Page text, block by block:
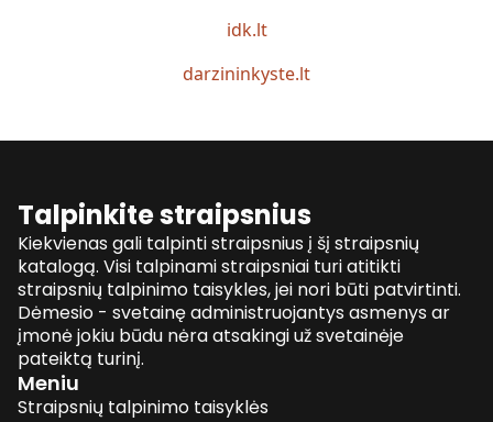
idk.lt
darzininkyste.lt
Talpinkite straipsnius
Kiekvienas gali talpinti straipsnius į šį straipsnių
katalogą. Visi talpinami straipsniai turi atitikti
straipsnių talpinimo taisykles, jei nori būti patvirtinti.
Dėmesio - svetainę administruojantys asmenys ar
įmonė jokiu būdu nėra atsakingi už svetainėje
pateiktą turinį.
Meniu
Straipsnių talpinimo taisyklės